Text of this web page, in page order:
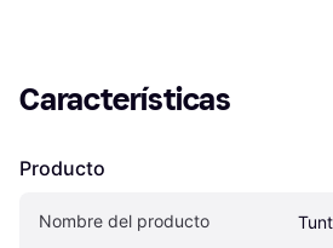
Características
Producto
Nombre del producto